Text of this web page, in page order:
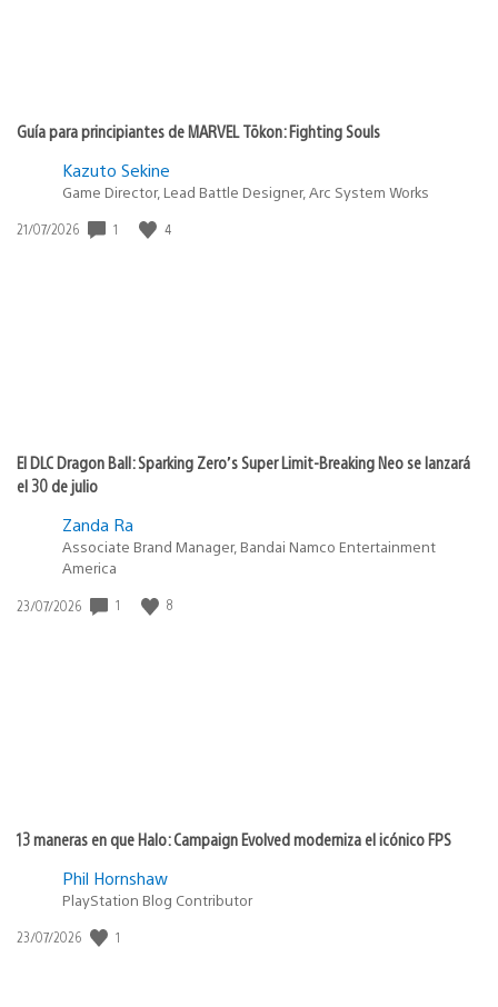
Guía para principiantes de MARVEL Tōkon: Fighting Souls
Kazuto Sekine
Game Director, Lead Battle Designer, Arc System Works
Fecha
21/07/2026 1 4
El DLC Dragon Ball: Sparking Zero’s Super Limit-Breaking Neo se lanzará
el 30 de julio
Zanda Ra
Associate Brand Manager, Bandai Namco Entertainment
America
Fecha
23/07/2026 1 8
13 maneras en que Halo: Campaign Evolved moderniza el icónico FPS
Phil Hornshaw
PlayStation Blog Contributor
Fecha
23/07/2026 1